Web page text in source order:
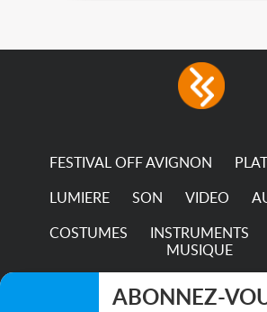
FESTIVAL OFF AVIGNON
LUMIERE SON VIDEO
COSTUMES
INSTRUMENTS
MUSIQUE
TRANSPORTS
ABONNEZ-